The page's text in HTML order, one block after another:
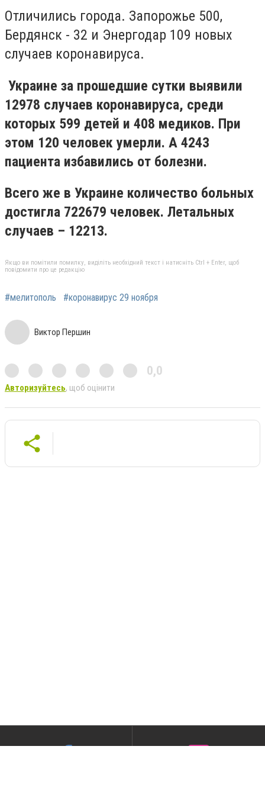
Отличились города. Запорожье 500,
Бердянск - 32 и Энергодар 109 новых
случаев коронавируса.
Украине за прошедшие сутки выявили
12978 случаев коронавируса, среди
которых 599 детей и 408 медиков. При
этом 120 человек умерли. А 4243
пациента избавились от болезни.
Всего же в Украине количество больных
достигла 722679 человек. Летальных
случаев – 12213.
Якщо ви помітили помилку, виділіть необхідний текст і натисніть Ctrl + Enter, щоб
повідомити про це редакцію
#мелитополь #коронавирус 29 ноября
Виктор Першин
0,0
Авторизуйтесь, щоб оцінити